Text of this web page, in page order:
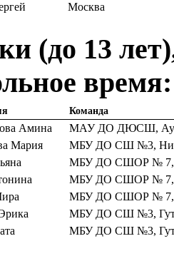
Москва
(до 13
Команда
Амина
МАУ ДО ДЮСШ,
Мария
МБУ ДО СШ №3,
МБУ ДО СШОР № 7,
МБУ ДО СШОР № 7,
МБУ ДО СШОР № 7,
МБУ ДО СШ №3,
МБУ ДО СШ №3,